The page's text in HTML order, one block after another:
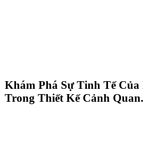
Khám Phá Sự Tinh Tế
Trong Thiết Kế Cảnh